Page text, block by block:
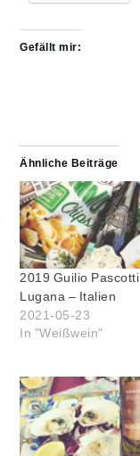
Gefällt mir:
Ähnliche Beiträge
2019 Guilio Pascotti
Lugana – Italien
2021-05-23
In "Weißwein"